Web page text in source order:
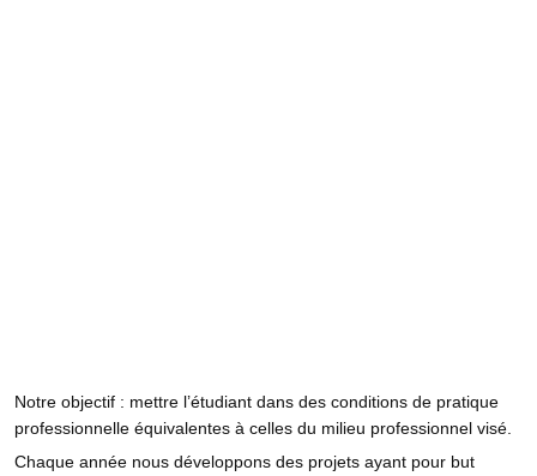
Notre objectif : mettre l’étudiant dans des conditions de pratique
professionnelle équivalentes à celles du milieu professionnel visé.
Chaque année nous développons des projets ayant pour but